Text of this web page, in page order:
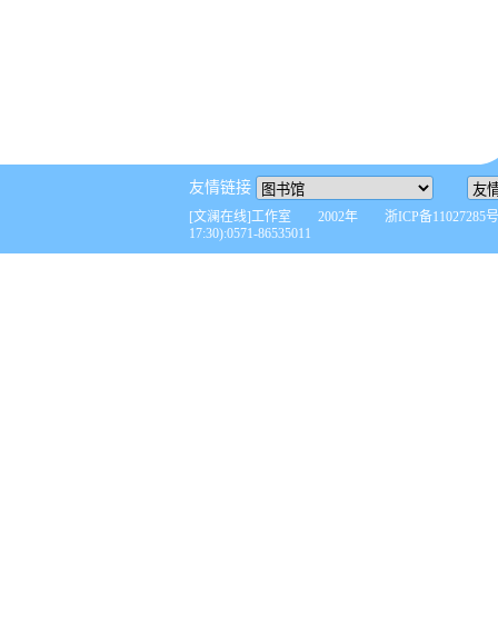
友情链接
[文澜在线]工作室 2002年 浙ICP备11027285
17:30):0571-86535011